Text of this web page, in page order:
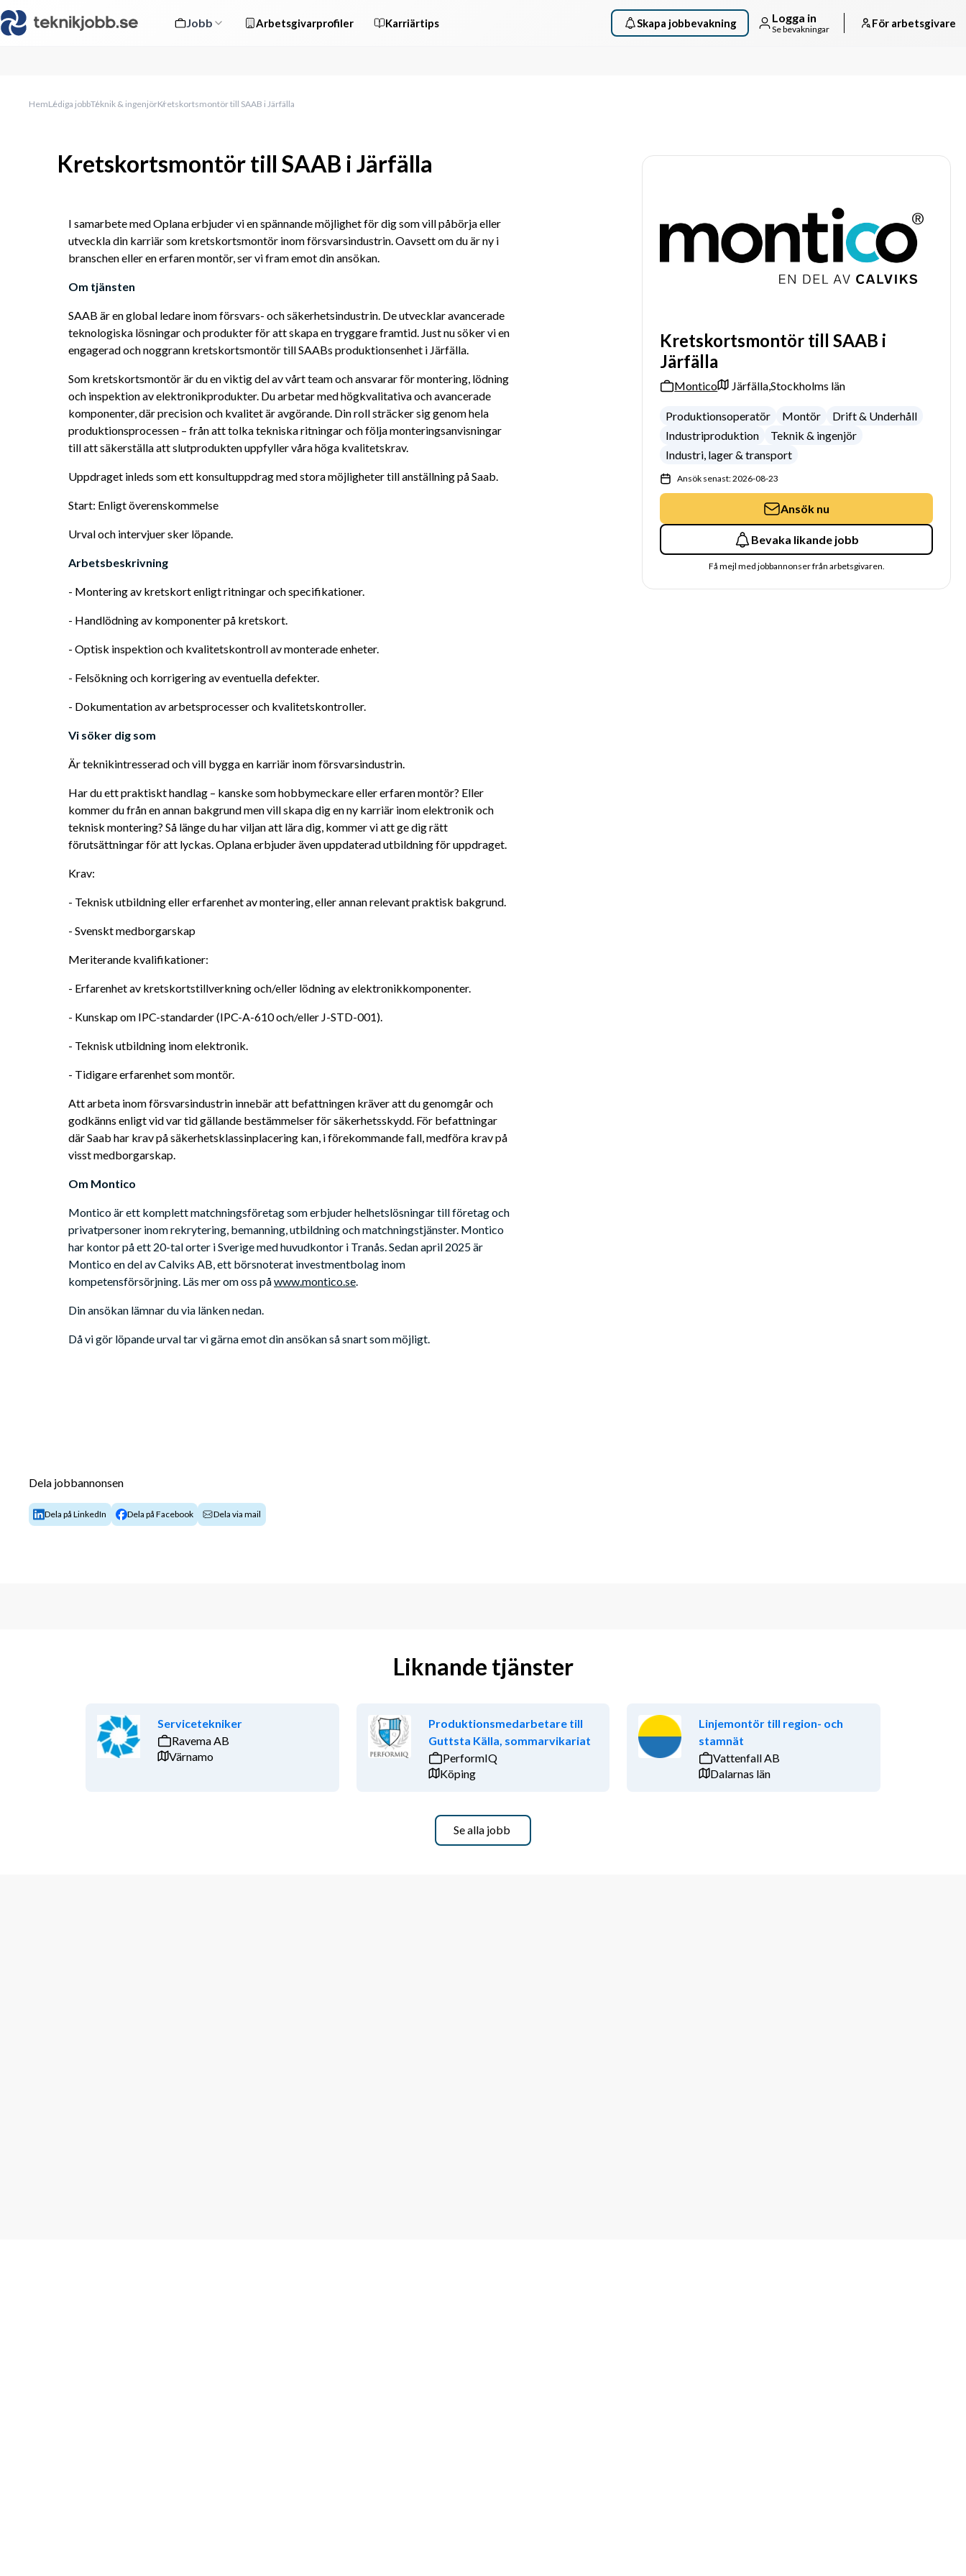
Jobb Arbetsgivarprofiler Karriärtips Skapa jobbevakning Logga in
Se bevakningar För arbetsgivare
HemLediga jobbTeknik & ingenjörKretskortsmontör till SAAB i Järfälla
Kretskortsmontör till SAAB i Järfälla
I samarbete med Oplana erbjuder vi en spännande möjlighet för dig som vill påbörja eller
utveckla din karriär som kretskortsmontör inom försvarsindustrin. Oavsett om du är ny i
branschen eller en erfaren montör, ser vi fram emot din ansökan.
Om tjänsten
SAAB är en global ledare inom försvars- och säkerhetsindustrin. De utvecklar avancerade
teknologiska lösningar och produkter för att skapa en tryggare framtid. Just nu söker vi en
engagerad och noggrann kretskortsmontör till SAABs produktionsenhet i Järfälla.
Som kretskortsmontör är du en viktig del av vårt team och ansvarar för montering, lödning
och inspektion av elektronikprodukter. Du arbetar med högkvalitativa och avancerade
komponenter, där precision och kvalitet är avgörande. Din roll sträcker sig genom hela
produktionsprocessen – från att tolka tekniska ritningar och följa monteringsanvisningar
till att säkerställa att slutprodukten uppfyller våra höga kvalitetskrav.
Uppdraget inleds som ett konsultuppdrag med stora möjligheter till anställning på Saab.
Start: Enligt överenskommelse
Urval och intervjuer sker löpande.
Arbetsbeskrivning
- Montering av kretskort enligt ritningar och specifikationer.
- Handlödning av komponenter på kretskort.
- Optisk inspektion och kvalitetskontroll av monterade enheter.
- Felsökning och korrigering av eventuella defekter.
- Dokumentation av arbetsprocesser och kvalitetskontroller.
Vi söker dig som
Är teknikintresserad och vill bygga en karriär inom försvarsindustrin.
Har du ett praktiskt handlag – kanske som hobbymeckare eller erfaren montör? Eller
kommer du från en annan bakgrund men vill skapa dig en ny karriär inom elektronik och
teknisk montering? Så länge du har viljan att lära dig, kommer vi att ge dig rätt
förutsättningar för att lyckas. Oplana erbjuder även uppdaterad utbildning för uppdraget.
Krav:
- Teknisk utbildning eller erfarenhet av montering, eller annan relevant praktisk bakgrund.
- Svenskt medborgarskap
Meriterande kvalifikationer:
- Erfarenhet av kretskortstillverkning och/eller lödning av elektronikkomponenter.
- Kunskap om IPC-standarder (IPC-A-610 och/eller J-STD-001).
- Teknisk utbildning inom elektronik.
- Tidigare erfarenhet som montör.
Att arbeta inom försvarsindustrin innebär att befattningen kräver att du genomgår och
godkänns enligt vid var tid gällande bestämmelser för säkerhetsskydd. För befattningar
där Saab har krav på säkerhetsklassinplacering kan, i förekommande fall, medföra krav på
visst medborgarskap.
Om Montico
Montico är ett komplett matchningsföretag som erbjuder helhetslösningar till företag och
privatpersoner inom rekrytering, bemanning, utbildning och matchningstjänster. Montico
har kontor på ett 20-tal orter i Sverige med huvudkontor i Tranås. Sedan april 2025 är
Montico en del av Calviks AB, ett börsnoterat investmentbolag inom
kompetensförsörjning. Läs mer om oss på www.montico.se.
Din ansökan lämnar du via länken nedan.
Då vi gör löpande urval tar vi gärna emot din ansökan så snart som möjligt.
Kretskortsmontör till SAAB i
Järfälla
Montico Järfälla,Stockholms län
Produktionsoperatör Montör
Drift & Underhåll
Industriproduktion
Teknik & ingenjör
Industri, lager & transport
Ansök senast: 2026-08-23
Ansök nu
Bevaka likande jobb
Få mejl med jobbannonser från arbetsgivaren.
Dela jobbannonsen
Dela på LinkedIn Dela på Facebook Dela via mail
Liknande tjänster
Servicetekniker
Ravema AB
Värnamo
Produktionsmedarbetare till
Guttsta Källa, sommarvikariat
PerformIQ
Köping
Linjemontör till region- och
stamnät
Vattenfall AB
Dalarnas län
Se alla jobb